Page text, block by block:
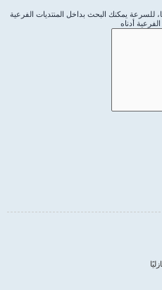
للسرعة يمكنك البحث بداخل المنتديات الفرعية
أدناه